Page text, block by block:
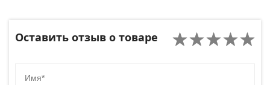
Оставить отзыв о товаре